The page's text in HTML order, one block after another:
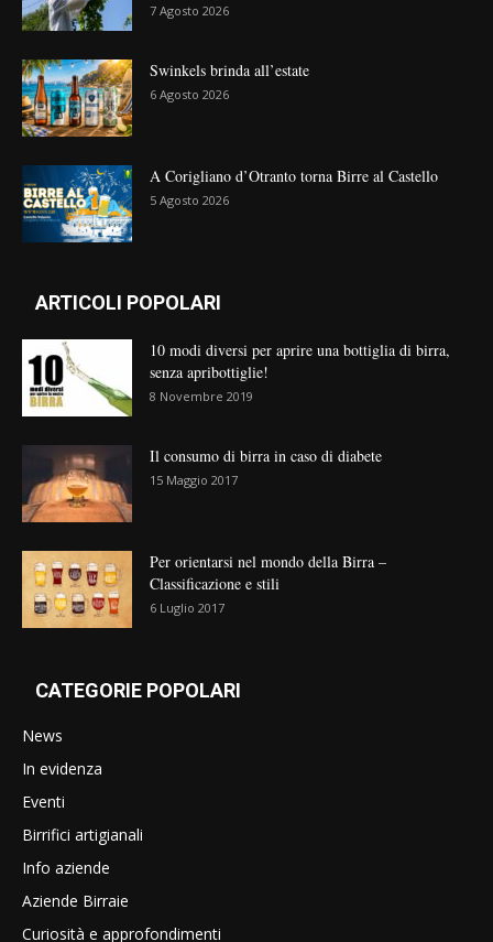
7 Agosto 2026
Swinkels brinda all’estate
6 Agosto 2026
A Corigliano d’Otranto torna Birre al Castello
5 Agosto 2026
ARTICOLI POPOLARI
10 modi diversi per aprire una bottiglia di birra,
senza apribottiglie!
8 Novembre 2019
Il consumo di birra in caso di diabete
15 Maggio 2017
Per orientarsi nel mondo della Birra –
Classificazione e stili
6 Luglio 2017
CATEGORIE POPOLARI
News
In evidenza
Eventi
Birrifici artigianali
Info aziende
Aziende Birraie
Curiosità e approfondimenti